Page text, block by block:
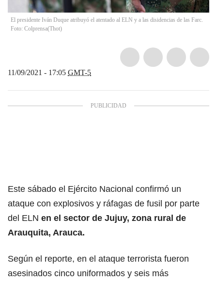
El presidente Iván Duque atribuyó el atentado al ELN y a las disidencias de las Farc.
Foto: Colprensa(Thot)
11/09/2021 - 17:05 GMT-5
Este sábado el Ejército Nacional confirmó un
ataque con explosivos y ráfagas de fusil por parte
del ELN en el sector de Jujuy, zona rural de
Arauquita, Arauca.
Según el reporte, en el ataque terrorista fueron
asesinados cinco uniformados y seis más